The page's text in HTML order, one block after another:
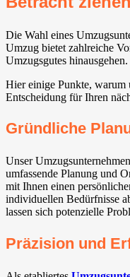
Die Wahl eines
Umzug bietet zahlreiche
Umzugsgutes hinausgehen.
Hier einige Punkte, warum
Entscheidung für Ihren
Gründliche
Unser
umfassende Planung und
mit Ihnen einen
individuellen Bedürfnisse
lassen sich potenzielle
Präzision und